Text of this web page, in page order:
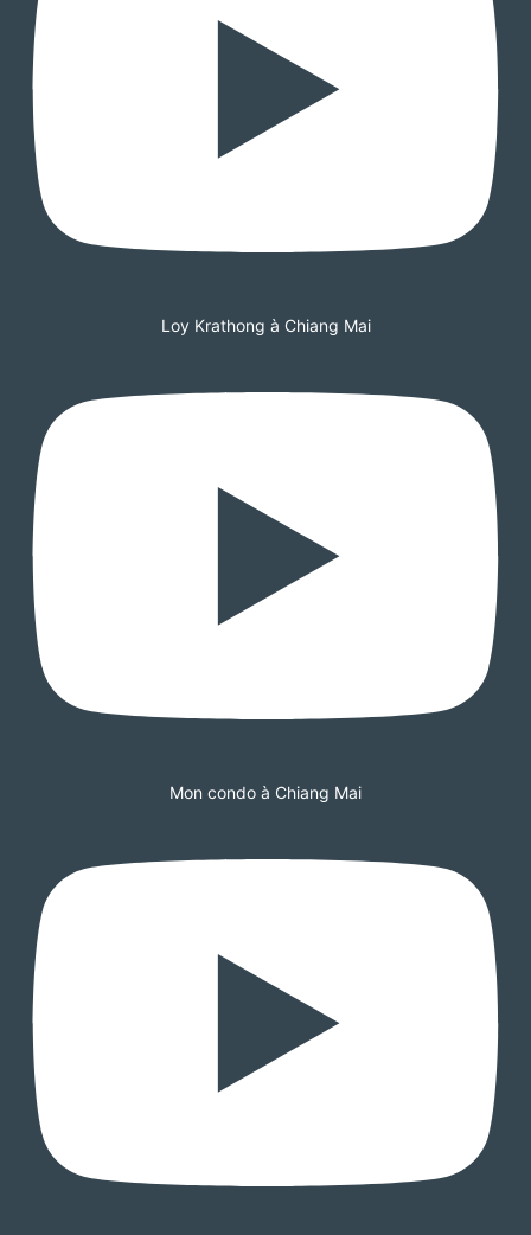
Loy Krathong à Chiang Mai
Mon condo à Chiang Mai